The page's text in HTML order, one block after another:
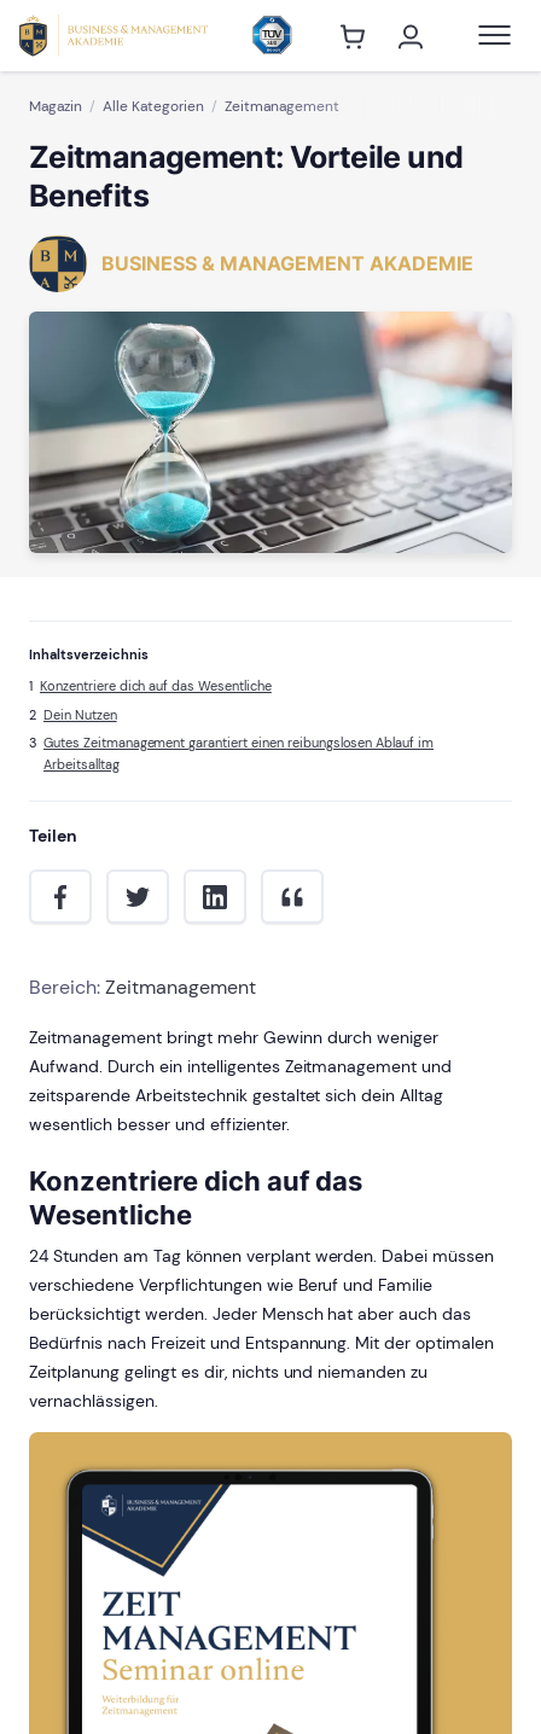
Magazin Alle Kategorien Zeitmanagement
Zeitmanagement: Vorteile und
Benefits
BUSINESS & MANAGEMENT AKADEMIE
Inhaltsverzeichnis
Konzentriere dich auf das Wesentliche
Dein Nutzen
Gutes Zeitmanagement garantiert einen reibungslosen Ablauf im
Arbeitsalltag
Teilen
Bereich:Zeitmanagement
Zeitmanagement bringt mehr Gewinn durch weniger
Aufwand. Durch ein intelligentes Zeitmanagement und
zeitsparende Arbeitstechnik gestaltet sich dein Alltag
wesentlich besser und effizienter.
Konzentriere dich auf das
Wesentliche
24 Stunden am Tag können verplant werden. Dabei müssen
verschiedene Verpflichtungen wie Beruf und Familie
berücksichtigt werden. Jeder Mensch hat aber auch das
Bedürfnis nach Freizeit und Entspannung. Mit der optimalen
Zeitplanung gelingt es dir, nichts und niemanden zu
vernachlässigen.